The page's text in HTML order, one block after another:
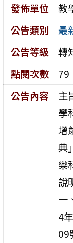
發佈單位
教
公告類別
最
公告等級
轉
點閱次數
79
公告內容
主
學
增
典
樂
說
一
4
09